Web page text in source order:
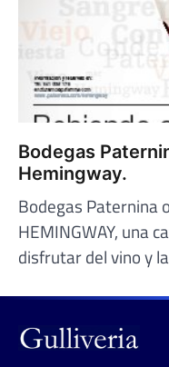
Bodegas
Hemingway.
Bodegas Paternina
HEMINGWAY, una
disfrutar del vino y